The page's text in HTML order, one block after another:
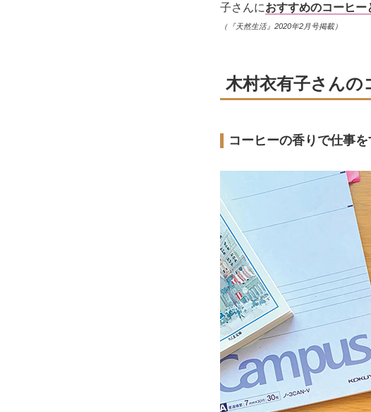
子さんにおすすめのコーヒー
（『天然生活』2020年2月号掲載）
木村衣有子さんの
コーヒーの香りで仕事